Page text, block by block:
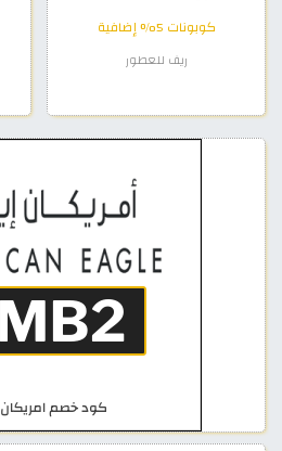
كوبونات 5% إضافية
ريف للعطور